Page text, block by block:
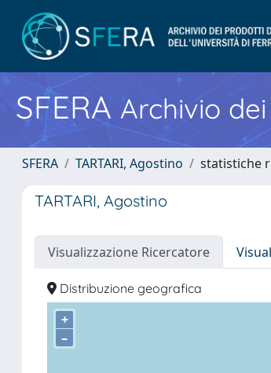
SFERA Archivio
SFERA TARTARI, Agostino statistiche
TARTARI, Agostino
Visualizzazione Ricercatore
Distribuzione geografica
+
–